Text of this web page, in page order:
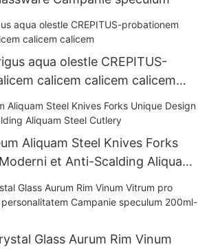
aqua olestle CREPITUS-
calicem calicem calicem
Aliquam Steel Knives Forks
et Anti-Scalding Aliquam
Glass Aurum Rim Vinum